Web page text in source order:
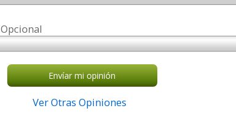
Opcional
Envíar mi opinión
Ver Otras Opiniones